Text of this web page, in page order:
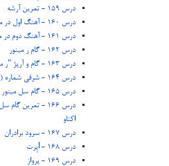
درس 159 - تمرین آرشه
درس 160 - آهنگ اول در می مینور
درس 161 - آهنگ دوم در می مینور
درس 162 - گام ر مینور
درس 163 - گام و آرپژ "ر مینور" در 2 اکتاو
درس 164 - شرقی شماره (2) در گام ر مینور
درس 165 - گام سل مینور هارمونیک 2 اکتاو
اکتاو
درس 167 - سرود برادران
درس 168 - اُپِرت
درس 169 - پرواز